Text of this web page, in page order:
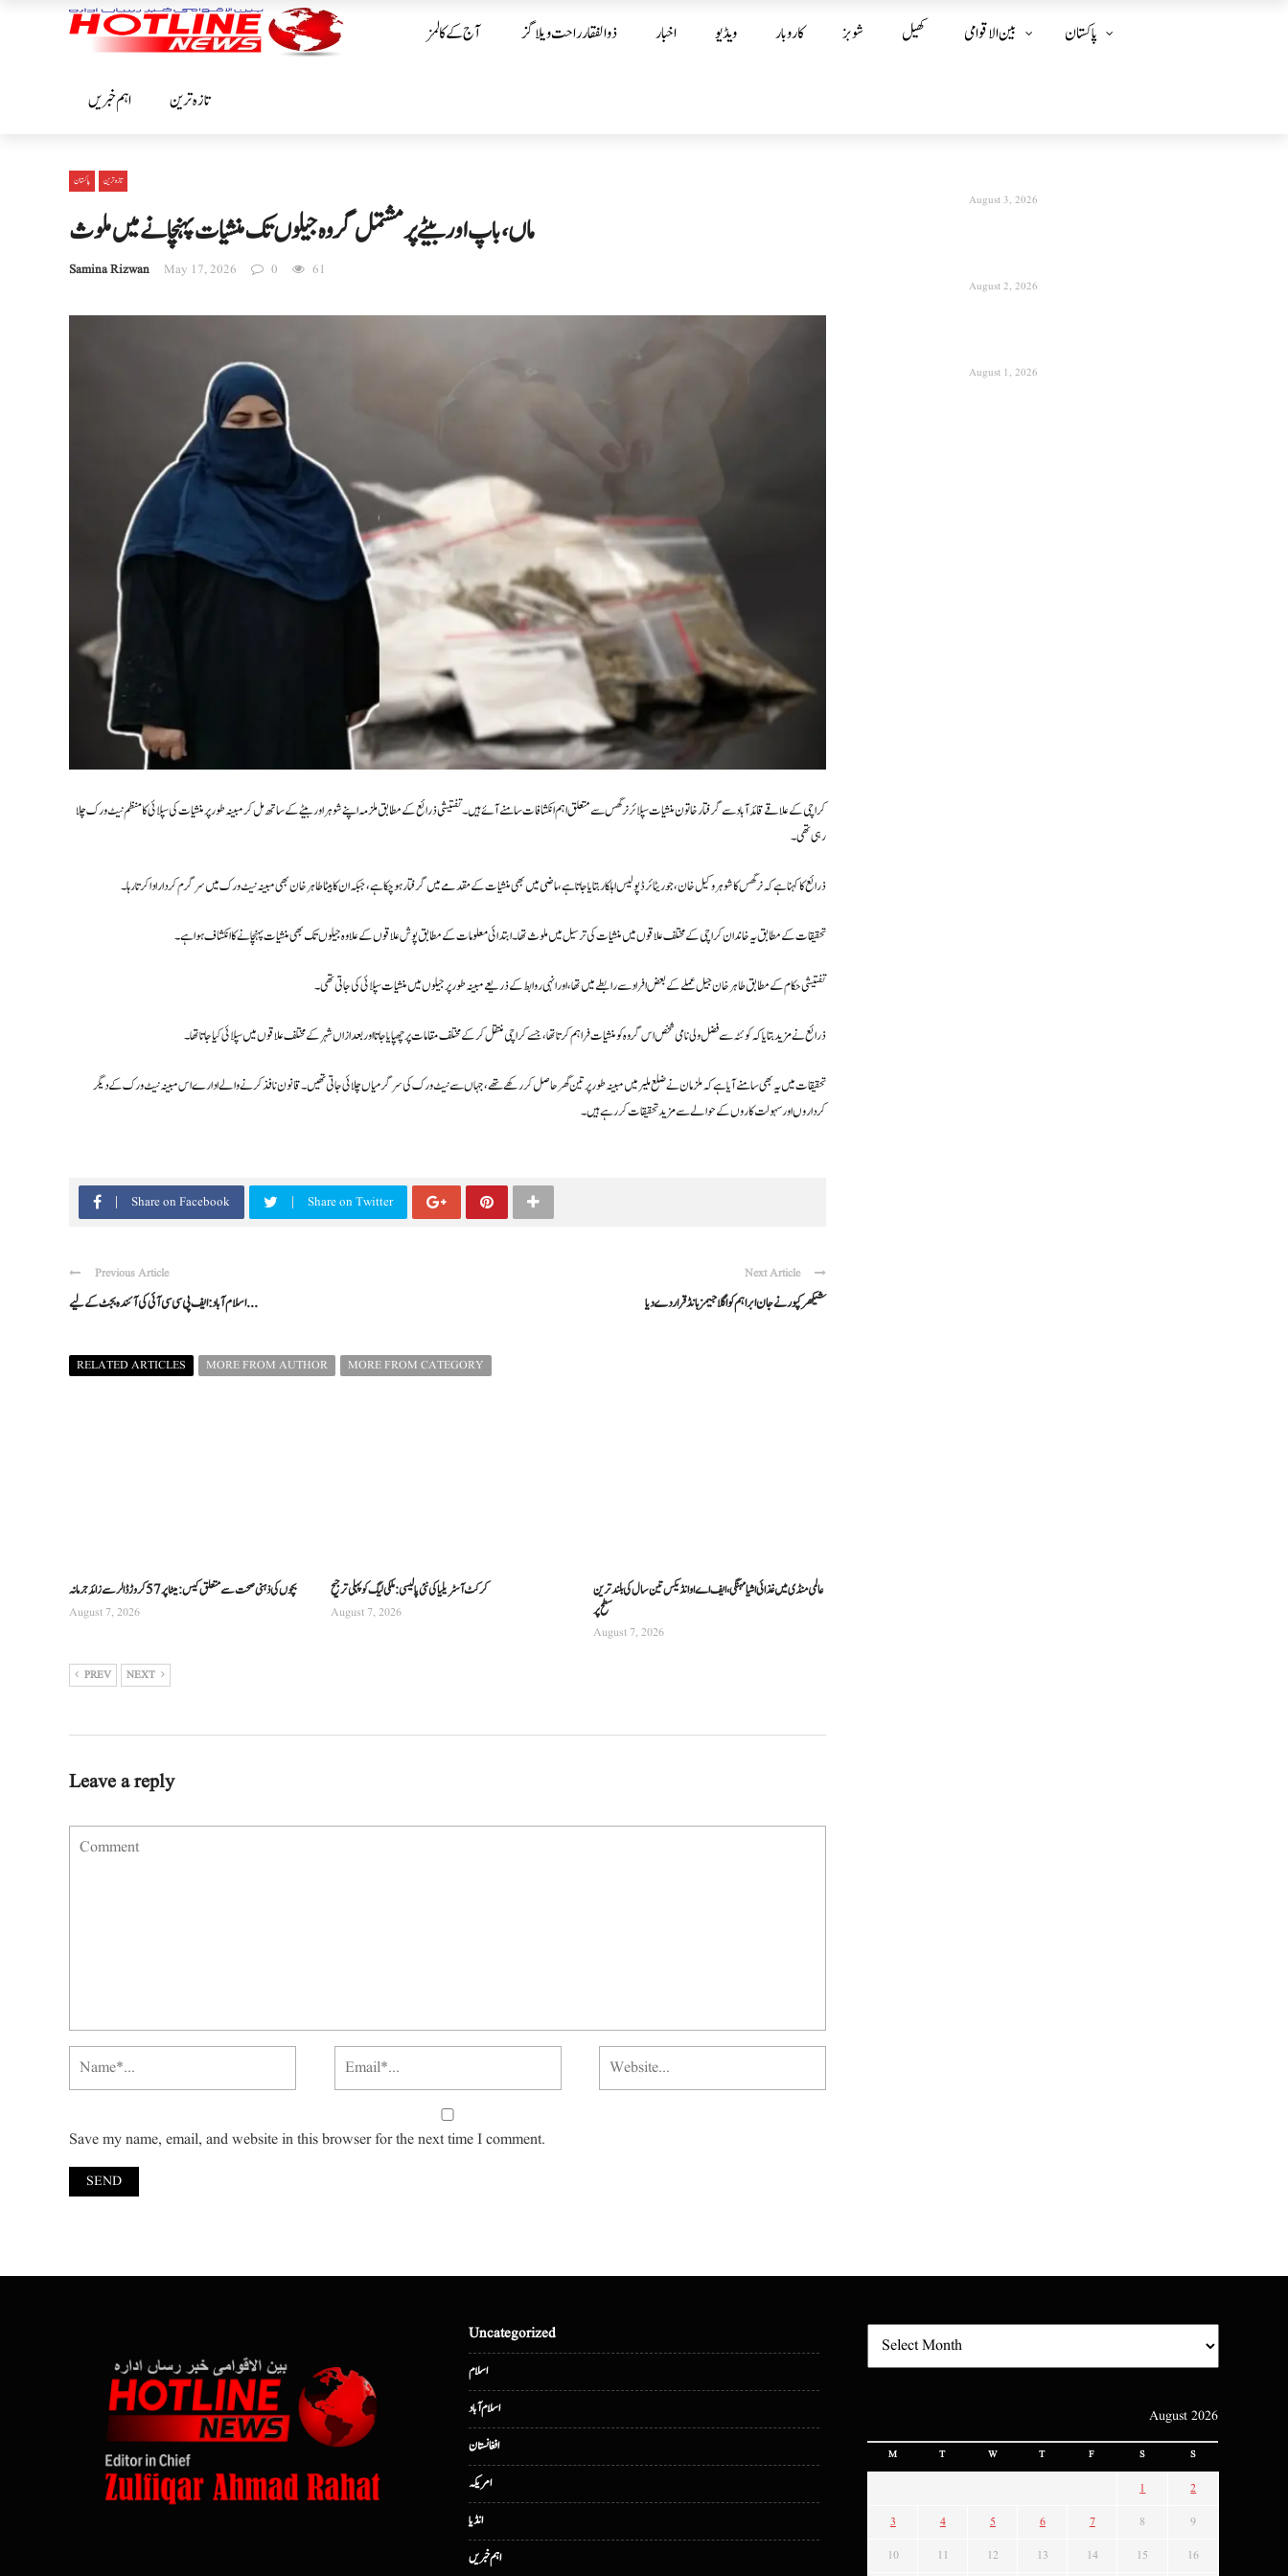
آج کے کالمز ذوالفقار راحت ویلاگز اخبار ویڈیو کاروبار شوبز کھیل بین الا قوامی پاکستان
اہم خبریں تازہ ترین
پاکستان تازہ ترین
ماں، باپ اور بیٹے پر مشتمل گروہ جیلوں تک منشیات پہنچانے میں ملوث
Samina Rizwan May 17, 2026 0 61
کراچی کے علاقے قائد آباد سے گرفتار خاتون منشیات سپلائر نرگس سے متعلق اہم انکشافات سامنے آئے ہیں۔ تفتیشی ذرائع کے مطابق ملزمہ اپنے شوہر اور بیٹے کے ساتھ مل کر مبینہ طور پر منشیات کی سپلائی کا منظم نیٹ ورک چلا
رہی تھی۔
ذرائع کا کہنا ہے کہ نرگس کا شوہر وکیل خان، جو ریٹائرڈ پولیس اہلکار بتایا جاتا ہے، ماضی میں بھی منشیات کے مقدمے میں گرفتار ہو چکا ہے، جبکہ ان کا بیٹا طاہر خان بھی مبینہ نیٹ ورک میں سرگرم کردار ادا کرتا رہا۔
تحقیقات کے مطابق یہ خاندان کراچی کے مختلف علاقوں میں منشیات کی ترسیل میں ملوث تھا۔ ابتدائی معلومات کے مطابق پوش علاقوں کے علاوہ جیلوں تک بھی منشیات پہنچانے کا انکشاف ہوا ہے۔
تفتیشی حکام کے مطابق طاہر خان جیل عملے کے بعض افراد سے رابطے میں تھا، اور انہی روابط کے ذریعے مبینہ طور پر جیلوں میں منشیات سپلائی کی جاتی تھی۔
ذرائع نے مزید بتایا کہ کوئٹہ سے فضل ولی نامی شخص اس گروہ کو منشیات فراہم کرتا تھا، جسے کراچی منتقل کر کے مختلف مقامات پر چھپایا جاتا اور بعد ازاں شہر کے مختلف علاقوں میں سپلائی کیا جاتا تھا۔
تحقیقات میں یہ بھی سامنے آیا ہے کہ ملزمان نے ضلع ملیر میں مبینہ طور پر تین گھر حاصل کر رکھے تھے، جہاں سے نیٹ ورک کی سرگرمیاں چلائی جاتی تھیں۔ قانون نافذ کرنے والے ادارے اس مبینہ نیٹ ورک کے دیگر
کرداروں اور سہولت کاروں کے حوالے سے مزید تحقیقات کر رہے ہیں۔
Share on Facebook Share on Twitter
Previous Article
اسلام آباد: ایف پی سی سی آئی کی آئندہ بجٹ کے لیے ...
Next Article
شیکھر کپور نے جان ابراہم کو اگلا جیمز بانڈ قرار دے دیا
RELATED ARTICLES MORE FROM AUTHOR MORE FROM CATEGORY
بچوں کی ذہنی صحت سے متعلق کیس: میٹا پر 57 کروڑ ڈالر سے زائد جرمانہ
August 7, 2026
کرکٹ آسٹریلیا کی نئی پالیسی: ملکی لیگ کو پہلی ترجیح
August 7, 2026
عالمی منڈی میں غذائی اشیا مہنگی، ایف اے او انڈیکس تین سال کی بلند ترین
سطح پر
August 7, 2026
PREV NEXT
Leave a reply
Save my name, email, and website in this browser for the next time I comment.
August 3, 2026
August 2, 2026
August 1, 2026
Uncategorized
اسلام
اسلام آباد
افغانستان
امریکہ
انڈیا
اہم خبریں
August 2026
M T W T F S S
1 2
3 4 5 6 7 8 9
10 11 12 13 14 15 16